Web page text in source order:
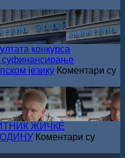
конкурса
суфинансирање
језику Коментари су
ЖИЧКЕ
Коментари су